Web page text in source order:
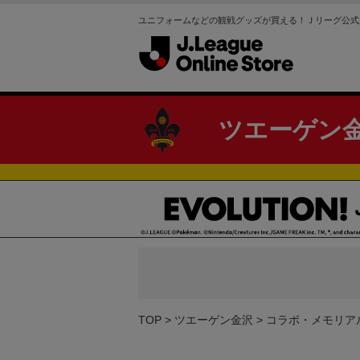
ユニフォームなどの観戦グッズが買える！Ｊリーグ公
ツエーゲン
TOP ツエーゲン金沢 コラボ・メモリア